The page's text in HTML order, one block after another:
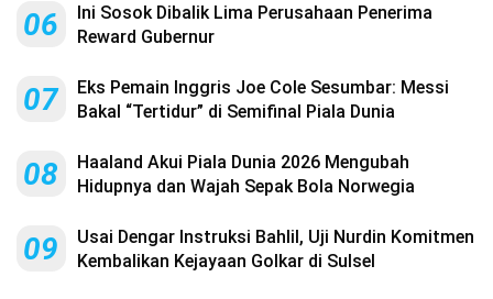
06
Ini Sosok Dibalik Lima Perusahaan Penerima
Reward Gubernur
07
Eks Pemain Inggris Joe Cole Sesumbar: Messi
Bakal “Tertidur” di Semifinal Piala Dunia
08
Haaland Akui Piala Dunia 2026 Mengubah
Hidupnya dan Wajah Sepak Bola Norwegia
09
Usai Dengar Instruksi Bahlil, Uji Nurdin Komitmen
Kembalikan Kejayaan Golkar di Sulsel